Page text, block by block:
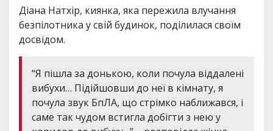
Діана Натхір, киянка, яка пережила влучання
безпілотника у свій будинок, поділилася своїм
досвідом.
“Я пішла за донькою, коли почула віддалені
вибухи… Підійшовши до неї в кімнату, я
почула звук БпЛА, що стрімко наближався, і
саме так чудом встигла добігти з нею у